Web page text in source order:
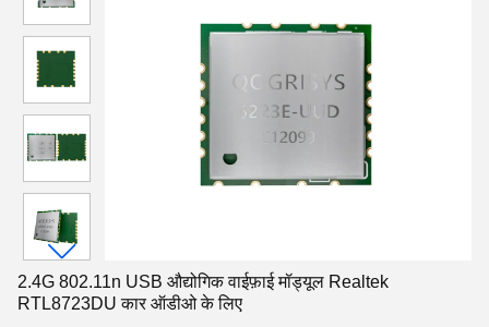
2.4G 802.11n USB औद्योगिक वाईफ़ाई मॉड्यूल Realtek
RTL8723DU कार ऑडीओ के लिए